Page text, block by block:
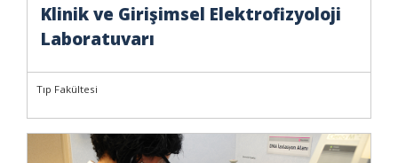
Klinik ve Girişimsel Elektrofizyoloji
Laboratuvarı
Tıp Fakültesi